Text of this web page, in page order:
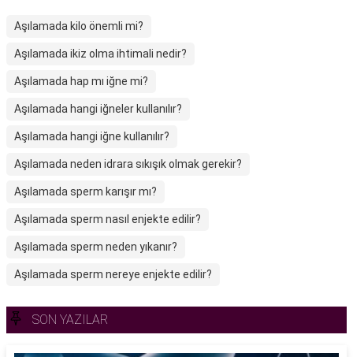
Aşılamada kilo önemli mi?
Aşılamada ikiz olma ihtimali nedir?
Aşılamada hap mı iğne mi?
Aşılamada hangi iğneler kullanılır?
Aşılamada hangi iğne kullanılır?
Aşılamada neden idrara sıkışık olmak gerekir?
Aşılamada sperm karışır mı?
Aşılamada sperm nasıl enjekte edilir?
Aşılamada sperm neden yıkanır?
Aşılamada sperm nereye enjekte edilir?
SON YAZILAR